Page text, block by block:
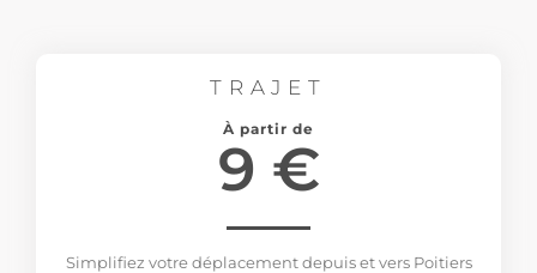
TRAJET
À partir de
9 €
Simplifiez votre déplacement depuis et vers Poitiers